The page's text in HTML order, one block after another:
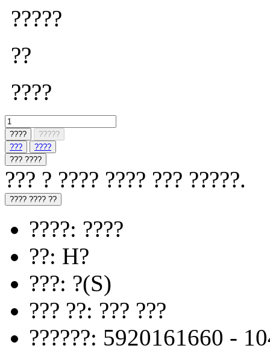
?????
??
????
????
?????
???
????
??? ????
??? ? ???? ???? ??? ?????.
???? ???? ??
????: ????
??: H?
???: ?(S)
??? ??: ??? ???
??????: 5920161660 -